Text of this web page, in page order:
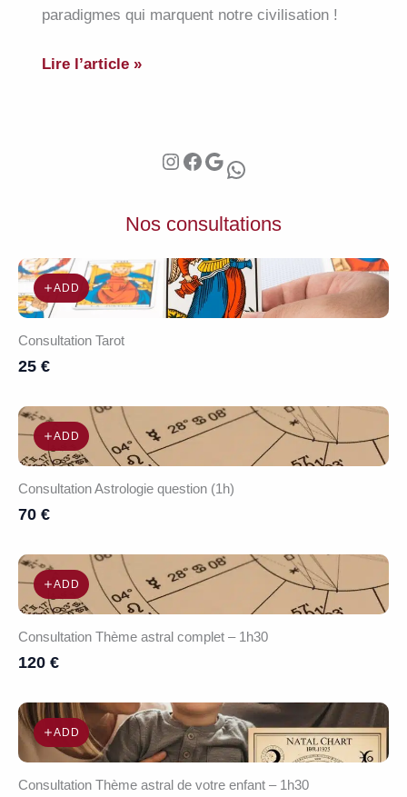
paradigmes qui marquent notre civilisation !
Meilleurs
Lire l’article »
Instagram Facebook Google WhatsApp
Nos consultations
ADD
Consultation Tarot
25 €
ADD
Consultation Astrologie question (1h)
70 €
ADD
Consultation Thème astral complet – 1h30
120 €
ADD
Consultation Thème astral de votre enfant – 1h30